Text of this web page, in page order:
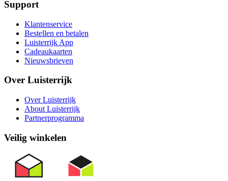
Support
Klantenservice
Bestellen en betalen
Luisterrijk App
Cadeaukaarten
Nieuwsbrieven
Over Luisterrijk
Over Luisterrijk
About Luisterrijk
Partnerprogramma
Veilig winkelen